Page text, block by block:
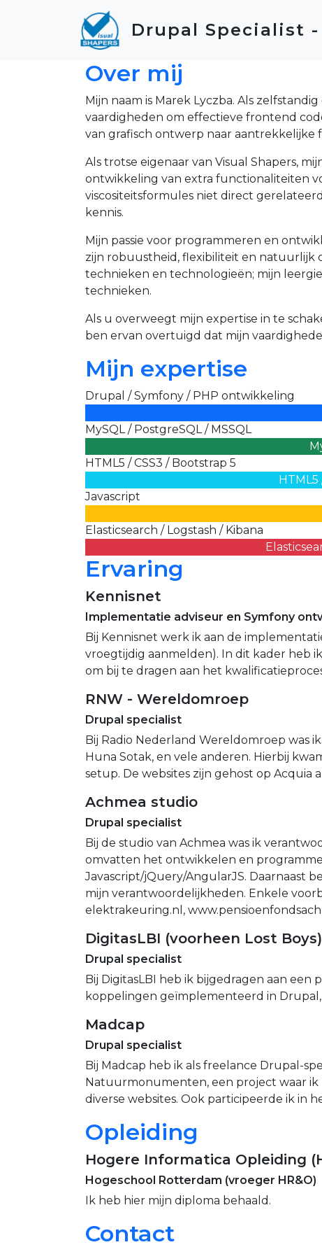
Skip to main content
Drupal Specialist
Over mij
Mijn naam is Marek Lyczba. Als
vaardigheden om effectieve frontend
van grafisch ontwerp naar aantrekkelijke
Als trotse eigenaar van Visual Shapers,
ontwikkeling van extra functionaliteiten
viscositeitsformules niet direct
kennis.
Mijn passie voor programmeren en
zijn robuustheid, flexibiliteit en natuurlijk
technieken en technologieën; mijn
technieken.
Als u overweegt mijn expertise in te
ben ervan overtuigd dat mijn
Mijn expertise
Drupal / Symfony / PHP ontwikkeling
MySQL / PostgreSQL / MSSQL
HTML5 / CSS3 / Bootstrap 5
HTML5
Javascript
Elasticsearch / Logstash / Kibana
Ervaring
Kennisnet
Implementatie adviseur en Symfony
Bij Kennisnet werk ik aan de
vroegtijdig aanmelden). In dit kader heb
om bij te dragen aan het
RNW - Wereldomroep
Drupal specialist
Bij Radio Nederland Wereldomroep was
Huna Sotak, en vele anderen. Hierbij
setup. De websites zijn gehost op Acquia
Achmea studio
Drupal specialist
Bij de studio van Achmea was ik
omvatten het ontwikkelen en
Javascript/jQuery/AngularJS. Daarnaast
mijn verantwoordelijkheden. Enkele
elektrakeuring.nl,
DigitasLBI (voorheen Lost Boys)
Drupal specialist
Bij DigitasLBI heb ik bijgedragen aan een
koppelingen geïmplementeerd in
Madcap
Drupal specialist
Bij Madcap heb ik als freelance Drupal-
Natuurmonumenten, een project waar ik
diverse websites. Ook participeerde ik in
Opleiding
Hogere Informatica Opleiding
Hogeschool Rotterdam (vroeger HR&O)
Ik heb hier mijn diploma behaald.
Contact